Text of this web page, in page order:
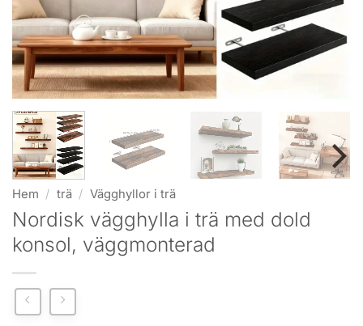
Hem / trä / Vägghyllor i trä
Nordisk vägg­hylla i trä med dold
konsol, väggmonterad